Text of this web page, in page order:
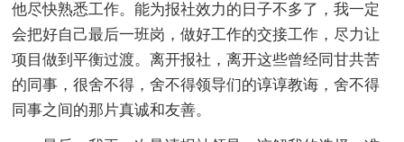
他尽快熟悉工作。能为报社效力的日子不多了，我一定
会把好自己最后一班岗，做好工作的交接工作，尽力让
项目做到平衡过渡。离开报社，离开这些曾经同甘共苦
的同事，很舍不得，舍不得领导们的谆谆教诲，舍不得
同事之间的那片真诚和友善。